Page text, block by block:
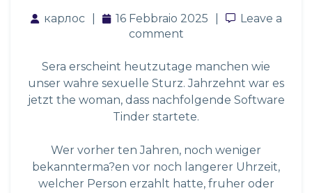
карлос 16 Febbraio 2025 Leave a
Leave a
comment
Sera erscheint heutzutage manchen wie
unser wahre sexuelle Sturz. Jahrzehnt war es
jetzt the woman, dass nachfolgende Software
Tinder startete.
Wer vorher ten Jahren, noch weniger
bekannterma?en vor noch langerer Uhrzeit,
welcher Person erzahlt hatte, fruher oder